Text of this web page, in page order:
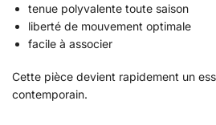
tenue polyvalente toute saison
liberté de mouvement optimale
facile à associer
Cette pièce devient rapidement un
contemporain.